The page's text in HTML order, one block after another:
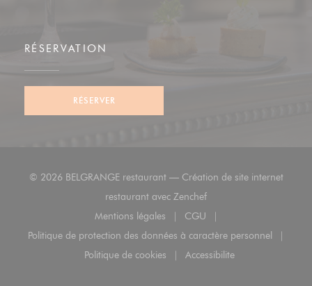
RÉSERVATION
RÉSERVER
© 2026 BELGRANGE restaurant — Création de site internet
restaurant avec Zenchef((ouvre une nouvelle
Mentions légales
((ouvre une nouvelle fenêtre))
CGU
((ouvre une nouvelle
Politique de protection des données à caractère personnel
((ouvre une nouvelle fenêtre))
Politique de cookies
((ouvre une nouvelle fenêtre))
Accessibilite